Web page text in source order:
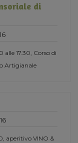
di
alle 17.30, Corso di
Artigianale
aperitivo VINO &